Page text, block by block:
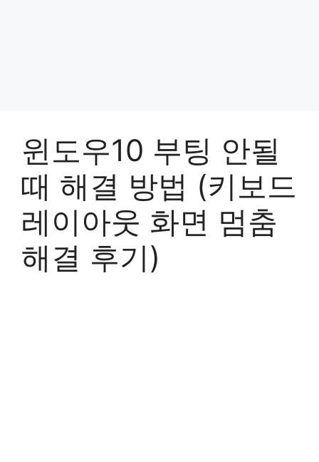
윈도우10 부팅 안될
때 해결 방법 (키보드
레이아웃 화면 멈춤
해결 후기)